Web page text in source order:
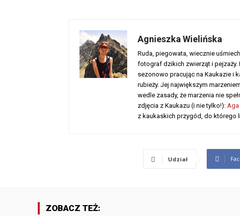
Agnieszka Wielińska
Ruda, piegowata, wiecznie
fotograf dzikich zwierząt i pejzaży.
sezonowo pracując na Kaukazie i
rubieży. Jej największym
wedle zasady, że marzenia nie
zdjęcia z Kaukazu (i nie tylko!): Aga
z kaukaskich przygód, do którego
Udział
ZOBACZ TEŻ: